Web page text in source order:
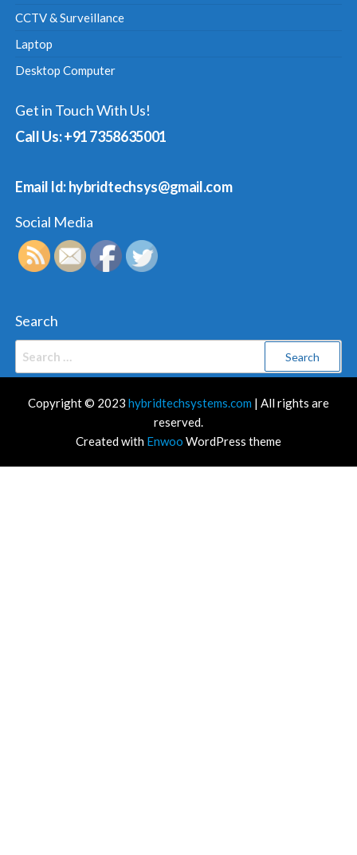
CCTV & Surveillance
Laptop
Desktop Computer
Get in Touch With Us!
Call Us: +91 7358635001
Email Id: hybridtechsys@gmail.com
Social Media
Search
Copyright © 2023 hybridtechsystems.com | All rights are
reserved.
Created with Enwoo WordPress theme